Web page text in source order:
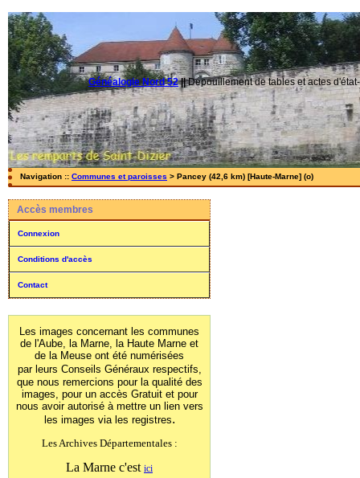
Généalogie Nord 52||Dépouillement de tables et actes
Navigation :: Communes et paroisses > Pancey (42,6 km) [Haute-Marne] (o)
Accès membres
Connexion
Conditions d'accès
Contact
Les images concernant les communes
de l'Aube, la Marne, la Haute Marne et
de la Meuse ont été numérisées
par leurs Conseils Généraux respectifs,
que nous remercions pour la qualité des
images, pour un accès Gratuit et pour
nous avoir autorisé à mettre un lien vers
les images via les registres.
Les Archives Départementales :
La Marne c'est ici